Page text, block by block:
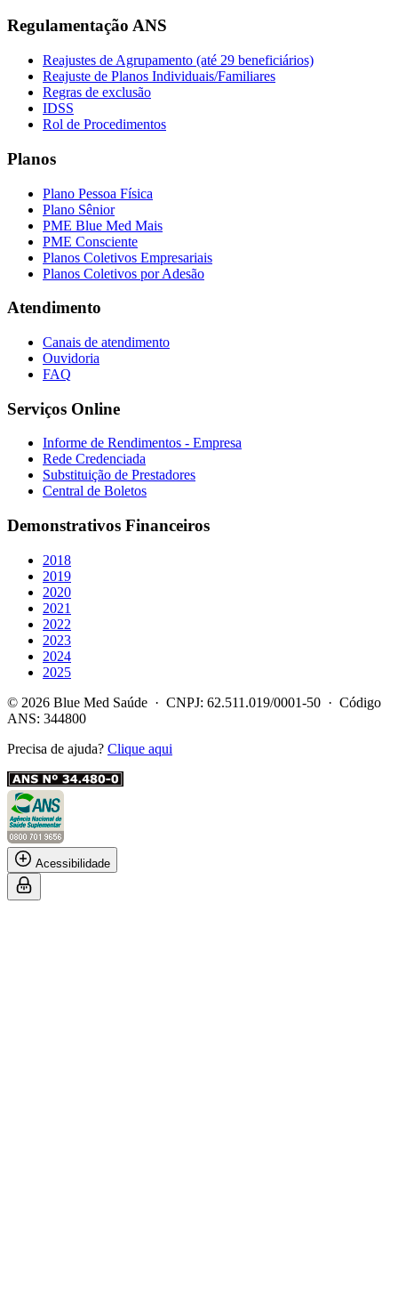
Regulamentação ANS
Reajustes de Agrupamento (até 29 beneficiários)
Reajuste de Planos Individuais/Familiares
Regras de exclusão
IDSS
Rol de Procedimentos
Planos
Plano Pessoa Física
Plano Sênior
PME Blue Med Mais
PME Consciente
Planos Coletivos Empresariais
Planos Coletivos por Adesão
Atendimento
Canais de atendimento
Ouvidoria
FAQ
Serviços Online
Informe de Rendimentos - Empresa
Rede Credenciada
Substituição de Prestadores
Central de Boletos
Demonstrativos Financeiros
2018
2019
2020
2021
2022
2023
2024
2025
© 2026 Blue Med Saúde · CNPJ: 62.511.019/0001-50 · Código
ANS: 344800
Precisa de ajuda? Clique aqui
Acessibilidade